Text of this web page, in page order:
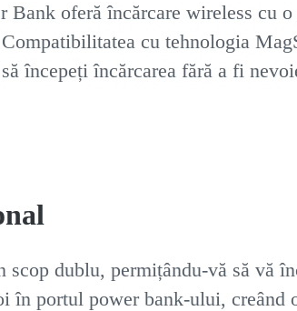
oferă încărcare wireless cu
cu tehnologia
începeți încărcarea fără a fi
scop dublu, permițându-vă să vă
în portul power bank-ului, creând